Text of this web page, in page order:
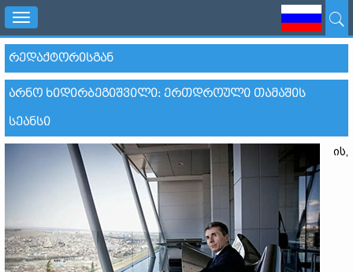
Toggle
navigation
ᲠᲔᲓᲐᲥᲢᲝᲠᲘᲡᲒᲐᲜ
ᲐᲠᲜᲝ ᲮᲘᲓᲘᲠᲑᲔᲒᲘᲨᲕᲘᲚᲘ: ᲔᲠᲗᲓᲠᲝᲣᲚᲘ ᲗᲐᲛᲐᲨᲘᲡ
ᲡᲔᲐᲜᲡᲘ
ის,